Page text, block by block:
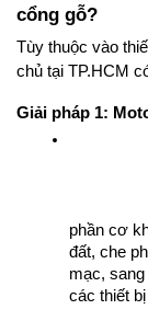
cổng gỗ?
Tùy thuộc vào
chủ tại TP.HCM
Giải pháp 1:
phần cơ
đất, che
mạc,
các thiết